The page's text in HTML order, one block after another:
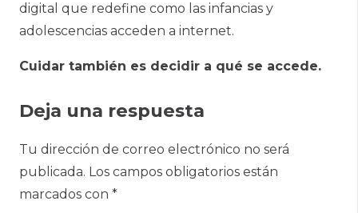
digital que redefine como las infancias y
adolescencias acceden a internet.
Cuidar también es decidir a qué se accede.
Deja una respuesta
Tu dirección de correo electrónico no será
publicada. Los campos obligatorios están
marcados con *